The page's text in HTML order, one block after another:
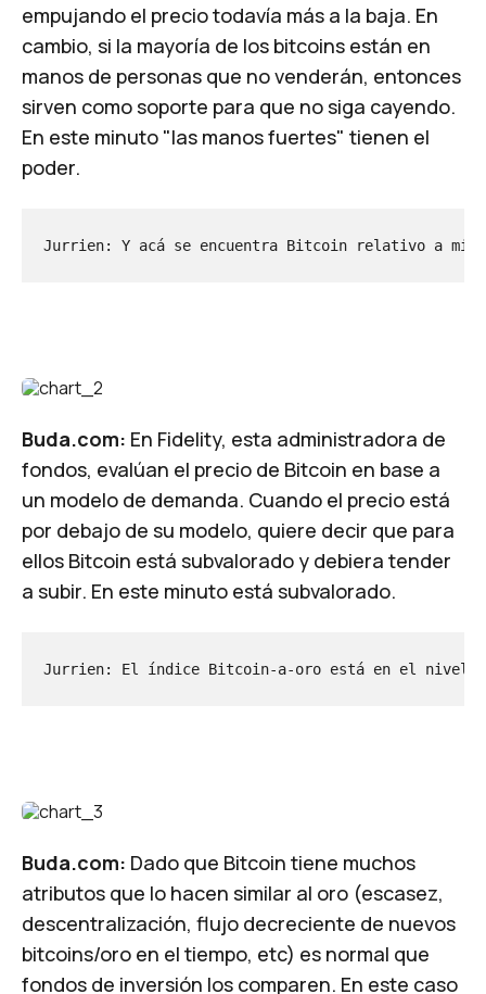
empujando el precio todavía más a la baja. En
cambio, si la mayoría de los bitcoins están en
manos de personas que no venderán, entonces
sirven como soporte para que no siga cayendo.
En este minuto "las manos fuertes" tienen el
poder.
Jurrien: Y acá se encuentra Bitcoin relativo a mi
Buda.com: En Fidelity, esta administradora de
fondos, evalúan el precio de Bitcoin en base a
un modelo de demanda. Cuando el precio está
por debajo de su modelo, quiere decir que para
ellos Bitcoin está subvalorado y debiera tender
a subir. En este minuto está subvalorado.
Jurrien: El índice Bitcoin-a-oro está en el nivel
Buda.com: Dado que Bitcoin tiene muchos
atributos que lo hacen similar al oro (escasez,
descentralización, flujo decreciente de nuevos
bitcoins/oro en el tiempo, etc) es normal que
fondos de inversión los comparen. En este caso